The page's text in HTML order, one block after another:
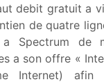
debit gratuit a
de quatre
a Spectrum de
a son offre «
Internet)